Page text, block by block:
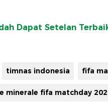
Dapat Setelan
timnas indonesia fifa
minerale fifa matchday